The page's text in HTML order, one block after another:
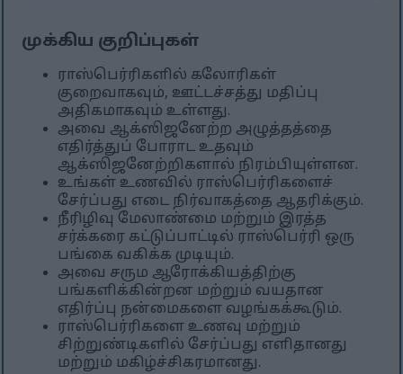
முக்கிய குறிப்புகள்
ராஸ்பெர்ரிகளில் கலோரிகள்
குறைவாகவும், ஊட்டச்சத்து மதிப்பு
அதிகமாகவும் உள்ளது.
அவை ஆக்ஸிஜனேற்ற அழுத்தத்தை
எதிர்த்துப் போராட உதவும்
ஆக்ஸிஜனேற்றிகளால் நிரம்பியுள்ளன.
உங்கள் உணவில் ராஸ்பெர்ரிகளைச்
சேர்ப்பது எடை நிர்வாகத்தை ஆதரிக்கும்.
நீரிழிவு மேலாண்மை மற்றும் இரத்த
சர்க்கரை கட்டுப்பாட்டில் ராஸ்பெர்ரி ஒரு
பங்கை வகிக்க முடியும்.
அவை சரும ஆரோக்கியத்திற்கு
பங்களிக்கின்றன மற்றும் வயதான
எதிர்ப்பு நன்மைகளை வழங்கக்கூடும்.
ராஸ்பெர்ரிகளை உணவு மற்றும்
சிற்றுண்டிகளில் சேர்ப்பது எளிதானது
மற்றும் மகிழ்ச்சிகரமானது.